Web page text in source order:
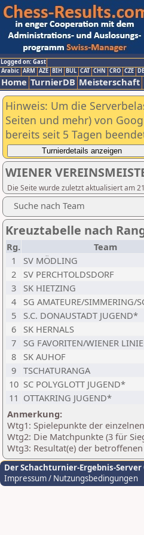
Logged on: Gast
Arabic ARM AZE BIH BUL CAT CHN CRO CZE
Home TurnierDB Meisterschaft
Hinweis: Um die
Seiten und mehr) von
bereits seit 5 Tagen
WIENER
Die Seite wurde zuletzt aktualisiert am
Suche nach Team
Kreuztabelle nach
Rg. Team
1
SV MÖDLING
2
SV PERCHTOLDSDORF
3
SK HIETZING
4
SG AMATEURE/SIMMERING/
5
S.C. DONAUSTADT JUGEND*
6
SK HERNALS
7
SG FAVORITEN/WIENER
8
SK AUHOF
9 TSCHATURANGA
10 SC POLYGLOTT JUGEND*
11 OTTAKRING JUGEND*
Anmerkung:
Wtg1: Spielepunkte der
Wtg2: Die Matchpunkte (3 für
Wtg3: Resultat(e) der
Der Schachturnier-Ergebnis-Server
Impressum / Nutzungsbedingungen